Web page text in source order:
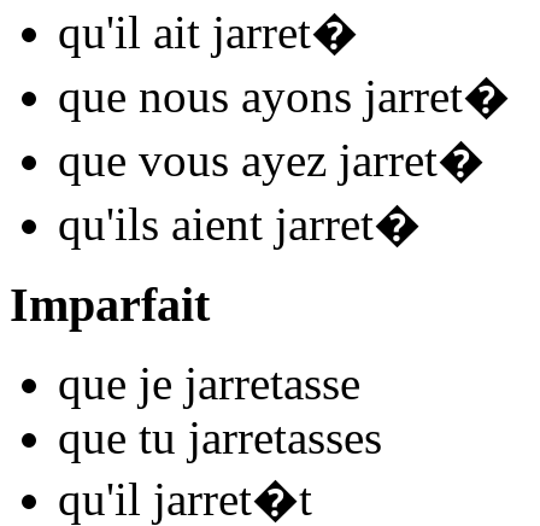
qu'il ait jarret�
que nous ayons jarret�
que vous ayez jarret�
qu'ils aient jarret�
Imparfait
que je jarretasse
que tu jarretasses
qu'il jarret�t